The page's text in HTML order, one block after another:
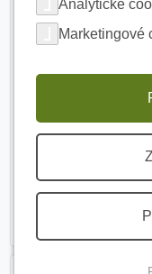
Analytické
Marketingové